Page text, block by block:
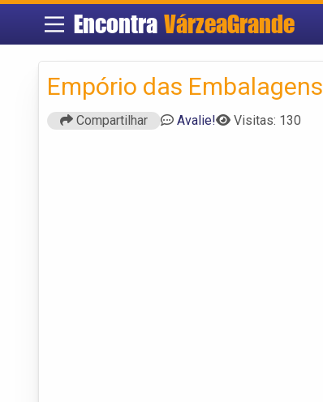
Encontra VárzeaGrande
Empório das Embalagens
Compartilhar Avalie! Visitas: 130